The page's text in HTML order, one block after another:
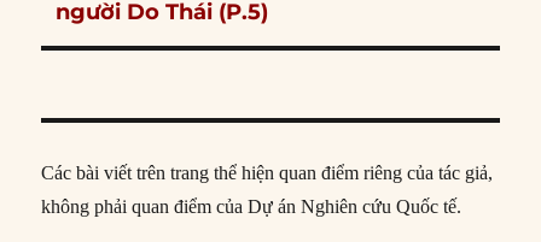
post:
người Do Thái (P.5)
Các bài viết trên trang thể hiện quan điểm riêng của tác giả,
không phải quan điểm của Dự án Nghiên cứu Quốc tế.